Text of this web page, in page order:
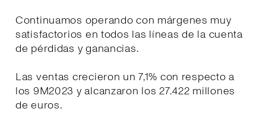
Continuamos operando con márgenes muy
satisfactorios en todos las líneas de la cuenta
de pérdidas y ganancias.
Las ventas crecieron un 7,1% con respecto a
los 9M2023 y alcanzaron los 27.422 millones
de euros.